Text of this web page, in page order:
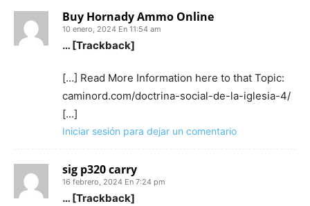
Buy Hornady Ammo Online
10 enero, 2024 En 11:54 am
… [Trackback]
[…] Read More Information here to that Topic:
caminord.com/doctrina-social-de-la-iglesia-4/
[…]
Iniciar sesión para dejar un comentario
sig p320 carry
16 febrero, 2024 En 7:24 pm
… [Trackback]